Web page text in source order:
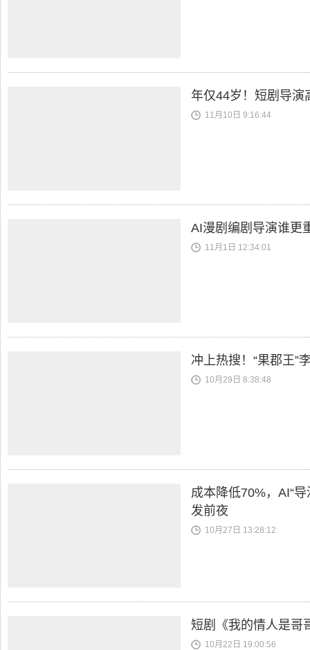
年仅44岁！短剧导演
11月10日 9:16:44
AI漫剧编剧导演谁更
11月1日 12:34:01
冲上热搜！“果郡王”
10月29日 8:38:48
成本降低70%，AI“
发前夜
10月27日 13:28:12
短剧《我的情人是哥
10月22日 19:00:56